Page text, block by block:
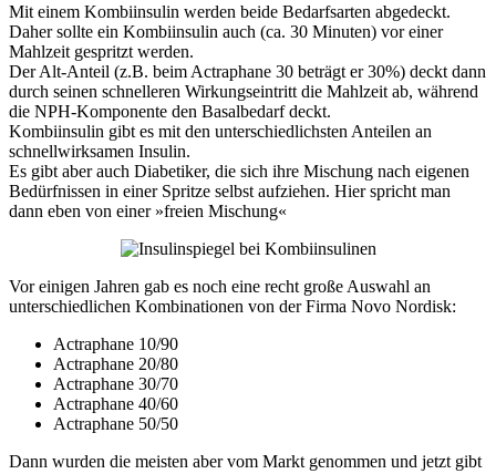
Mit einem Kombiinsulin werden beide Bedarfsarten abgedeckt.
Daher sollte ein Kombiinsulin auch (ca. 30 Minuten) vor einer
Mahlzeit gespritzt werden.
Der Alt-Anteil (z.B. beim Actraphane 30 beträgt er 30%) deckt dann
durch seinen schnelleren Wirkungseintritt die Mahlzeit ab, während
die NPH-Komponente den Basalbedarf deckt.
Kombiinsulin gibt es mit den unterschiedlichsten Anteilen an
schnellwirksamen Insulin.
Es gibt aber auch Diabetiker, die sich ihre Mischung nach eigenen
Bedürfnissen in einer Spritze selbst aufziehen. Hier spricht man
dann eben von einer »freien Mischung«
Vor einigen Jahren gab es noch eine recht große Auswahl an
unterschiedlichen Kombinationen von der Firma Novo Nordisk:
Actraphane 10/90
Actraphane 20/80
Actraphane 30/70
Actraphane 40/60
Actraphane 50/50
Dann wurden die meisten aber vom Markt genommen und jetzt gibt